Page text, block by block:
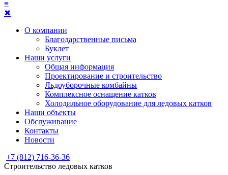
≡
✖
О компании
Благодарственные письма
Буклет
Наши услуги
Общая информация
Проектирование и строительство
Льдоуборочные комбайны
Комплексное оснащение катков
Холодильное оборудование для ледовых катков
Наши объекты
Обслуживание
Контакты
Новости
+7 (812) 716-36-36
Строительство ледовых катков